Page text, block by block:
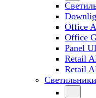
Office
Office
Panel
Retail
Retail